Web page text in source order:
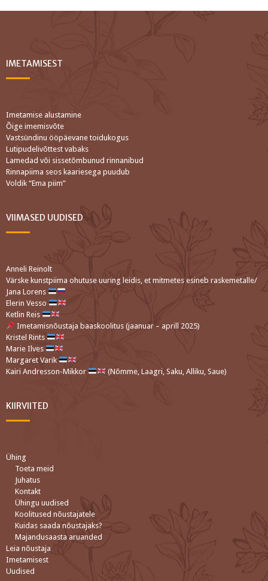
IMETAMISEST
Imetamise alustamine
Õige imemisvõte
Vastsündinu ööpäevane toidukogus
Lutipudelivõttest vabaks
Lamedad või sissetõmbunud rinnanibud
Rinnapiima seos kaariesega puudub
Voldik “Ema piim”
VIIMASED UUDISED
Anneli Reinolt
Värske kunstpiima ohutuse uuring leidis, et mitmetes esineb raskemetalle/
Jana Lorens
Elerin Vesso
Ketlin Reis
Imetamisnõustaja baaskoolitus (jaanuar – aprill 2025)
Kristel Rints
Marie Ilves
Margaret Varik
Kairi Andresson-Mikkor
(Nõmme, Laagri, Saku, Alliku, Saue)
KIIRVIITED
Ühing
Toeta meid
Juhatus
Kontakt
Ühingu uudised
Koolitused nõustajatele
Kuidas saada nõustajaks?
Majandusaasta aruanded
Leia nõustaja
Imetamisest
Uudised